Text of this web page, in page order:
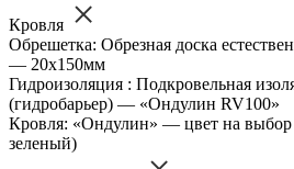
Кровля
Обрешетка: Обрезная доска
— 20х150мм
Гидроизоляция : Подкровельная
(гидробарьер) — «Ондулин RV100»
Кровля: «Ондулин» — цвет на
зеленый)